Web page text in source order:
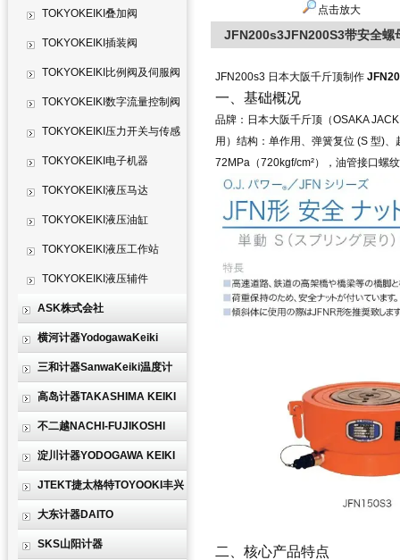
TOKYOKEIKI叠加阀
TOKYOKEIKI插装阀
TOKYOKEIKI比例阀及伺服阀
TOKYOKEIKI数字流量控制阀
TOKYOKEIKI压力开关与传感
器 TOKYOKEIKI电子机器
TOKYOKEIKI液压马达
TOKYOKEIKI液压油缸
TOKYOKEIKI液压工作站
TOKYOKEIKI液压辅件
ASK株式会社
横河计器YodogawaKeiki
三和计器SanwaKeiki温度计
高岛计器TAKASHIMA KEIKI
不二越NACHI-FUJIKOSHI
淀川计器YODOGAWA KEIKI
JTEKT捷太格特TOYOOKI丰兴
大东计器DAITO
SKS山阳计器
点击放大
JFN200s3JFN200S3带安全
JFN200s3 日本大阪千斤顶制作
一、基础概况
品牌：日本大阪千斤顶（OSAKA
用） 结构： 单作用、弹簧复位 (S 型)、
72MPa（720kgf/cm²），油管接口螺
二、核心产品特点